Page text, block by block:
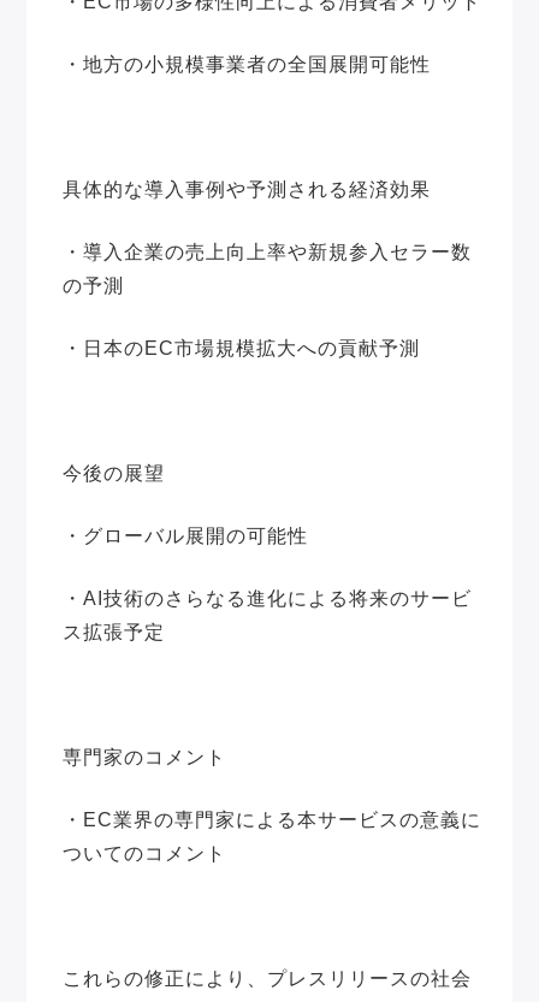
・地方の小規模事業者の全国展開可能性
具体的な導入事例や予測される経済効果
・導入企業の売上向上率や新規参入セラー数
の予測
・日本のEC市場規模拡大への貢献予測
今後の展望
・グローバル展開の可能性
・AI技術のさらなる進化による将来のサービ
ス拡張予定
専門家のコメント
・EC業界の専門家による本サービスの意義に
ついてのコメント
これらの修正により、プレスリリースの社会